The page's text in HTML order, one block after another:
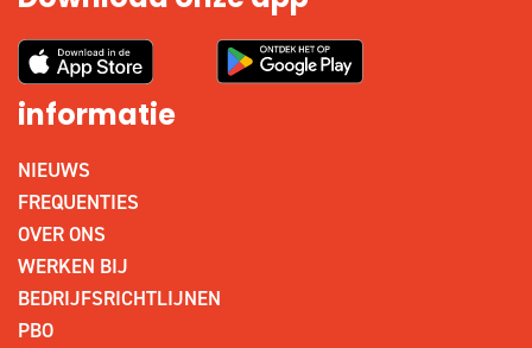
informatie
NIEUWS
FREQUENTIES
OVER ONS
WERKEN BIJ
BEDRIJFSRICHTLIJNEN
PBO